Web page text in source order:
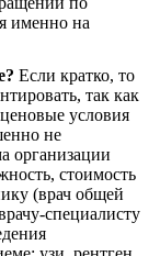
именно на
Если кратко, то
так как
условия
не
организации
стоимость
(врач общей
специалисту